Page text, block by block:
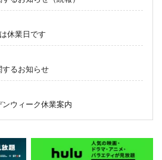
休業日です
するお知らせ
ンウィーク休業案内